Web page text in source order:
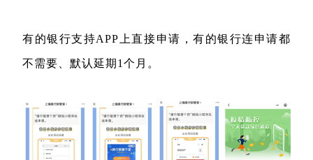
有的银行支持APP上直接申请，有的银行连申请都
不需要、默认延期1个月。